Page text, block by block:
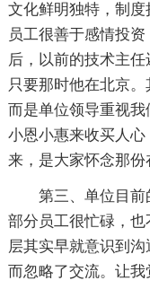
文化鲜明独特，制
员工很善于感情投
后，以前的技术主
只要那时他在北京
而是单位领导重视
小恩小惠来收买人
来，是大家怀念那份
第三、单位目前
部分员工很忙碌，
层其实早就意识到
而忽略了交流。让我